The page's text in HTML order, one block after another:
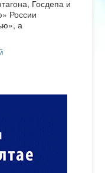
Госдепа и
России
а